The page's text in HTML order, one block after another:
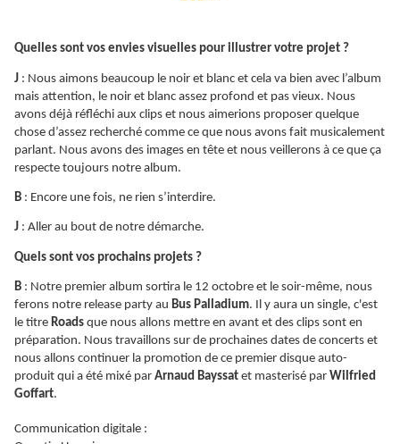
Quelles sont vos envies visuelles pour illustrer votre projet ?
J : Nous aimons beaucoup le noir et blanc et cela va bien avec l’album
mais attention, le noir et blanc assez profond et pas vieux. Nous
avons déjà réfléchi aux clips et nous aimerions proposer quelque
chose d’assez recherché comme ce que nous avons fait musicalement
parlant. Nous avons des images en tête et nous veillerons à ce que ça
respecte toujours notre album.
B : Encore une fois, ne rien s’interdire.
J : Aller au bout de notre démarche.
Quels sont vos prochains projets ?
B : Notre premier album sortira le 12 octobre et le soir-même, nous
ferons notre release party au Bus Palladium. Il y aura un single, c'est
le titre Roads que nous allons mettre en avant et des clips sont en
préparation. Nous travaillons sur de prochaines dates de concerts et
nous allons continuer la promotion de ce premier disque auto-
produit qui a été mixé par Arnaud Bayssat et masterisé par Wilfried
Goffart.
Communication digitale :